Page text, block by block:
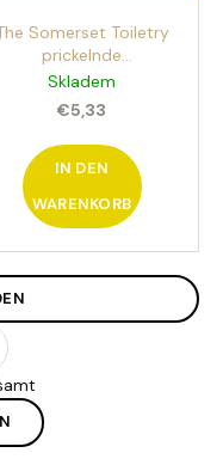
Somerset Toiletry
prickelnde
Badetabletten
Pfefferminz 5 x 9 g
Geschenkpackung
Skladem
€5,33
IN DEN
WARENKORB